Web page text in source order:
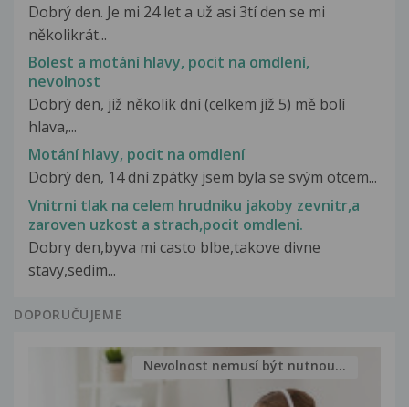
Dobrý den. Je mi 24 let a už asi 3tí den se mi
několikrát...
Bolest a motání hlavy, pocit na omdlení,
nevolnost
Dobrý den, již několik dní (celkem již 5) mě bolí
hlava,...
Motání hlavy, pocit na omdlení
Dobrý den, 14 dní zpátky jsem byla se svým otcem...
Vnitrni tlak na celem hrudniku jakoby zevnitr,a
zaroven uzkost a strach,pocit omdleni.
Dobry den,byva mi casto blbe,takove divne
stavy,sedim...
DOPORUČUJEME
Nevolnost nemusí být nutnou...